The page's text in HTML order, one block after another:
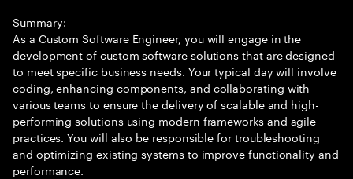
Summary:
As a Custom Software Engineer, you will engage in the
development of custom software solutions that are designed
to meet specific business needs. Your typical day will involve
coding, enhancing components, and collaborating with
various teams to ensure the delivery of scalable and high-
performing solutions using modern frameworks and agile
practices. You will also be responsible for troubleshooting
and optimizing existing systems to improve functionality and
performance.